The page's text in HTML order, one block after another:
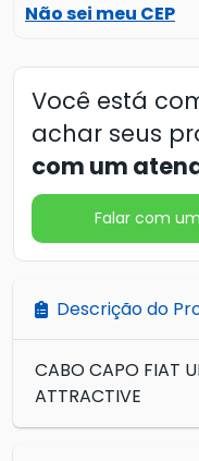
Não sei meu CEP
Você está
achar seus
com um
Falar com
Descrição do
CABO CAPO FIAT
ATTRACTIVE